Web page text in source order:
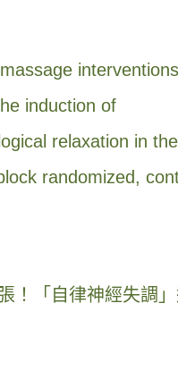
induction of
relaxation in the
randomized,
！「自律神經失調